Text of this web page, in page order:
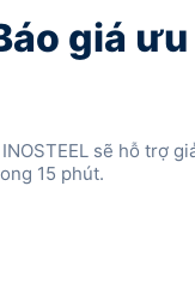
giá ưu
sẽ hỗ trợ
15 phút.